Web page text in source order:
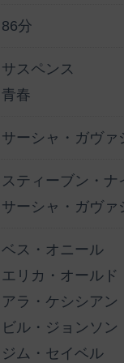
86分
サスペンス
青春
サーシャ・ガヴァ
スティーブン・ナ
サーシャ・ガヴァ
ベス・オニール
エリカ・オールド
アラ・ケシシアン
ビル・ジョンソン
ジム・セイベル